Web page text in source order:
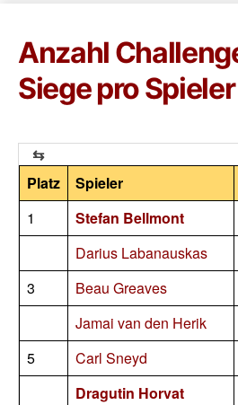
Anzahl
Siege pro
Platz Spieler
1
Stefan Bellmont
Darius Labanauskas
3
Beau Greaves
Jamai van den Herik
5
Carl Sneyd
Dragutin Horvat